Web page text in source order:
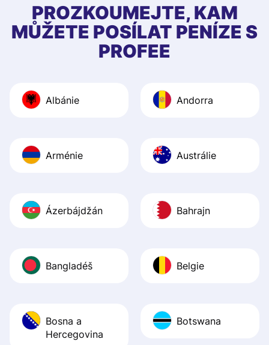
first started
app, and they
quick to provide
Recommend it!
PROZKOUMEJTE, KAM
MŮŽETE POSÍLAT PENÍZE S
PROFEE
Albánie Andorra
Arménie Austrálie
Ázerbájdžán Bahrajn
Bangladéš Belgie
Bosna a
Hercegovina
Botswana